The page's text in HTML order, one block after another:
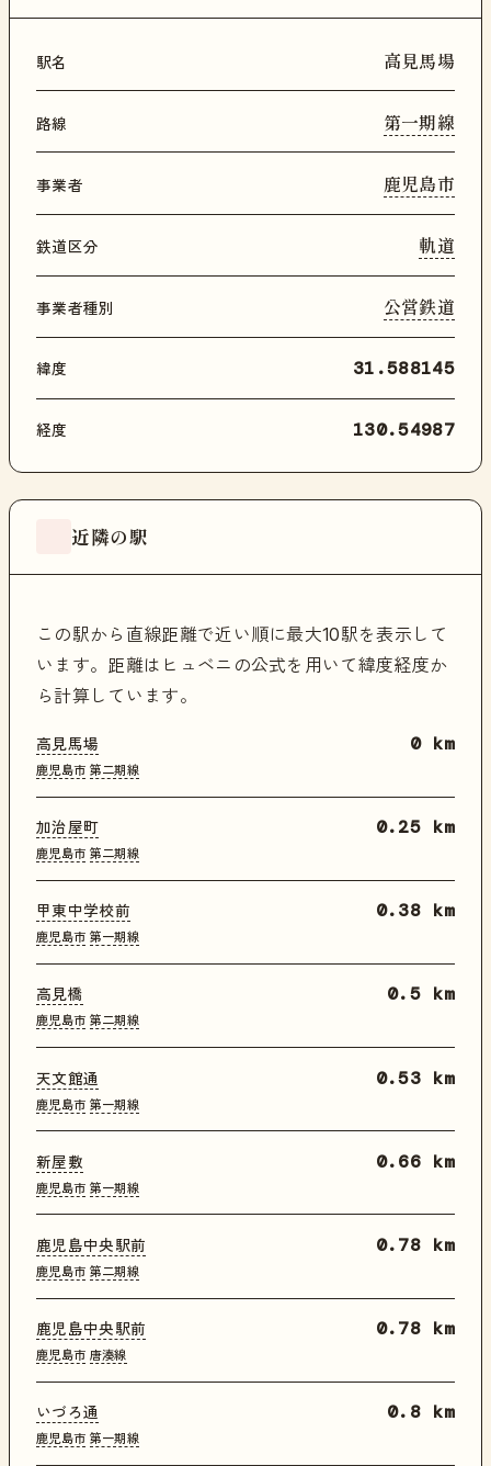
駅名 高見馬場
路線 第一期線
事業者 鹿児島市
鉄道区分 軌道
事業者種別 公営鉄道
緯度 31.588145
経度 130.54987
近隣の駅
この駅から直線距離で近い順に最大10駅を表示して
います。距離はヒュベニの公式を用いて緯度経度か
ら計算しています。
高見馬場
鹿児島市 第二期線
0 km
加治屋町
鹿児島市 第二期線
0.25 km
甲東中学校前
鹿児島市 第一期線
0.38 km
高見橋
鹿児島市 第二期線
0.5 km
天文館通
鹿児島市 第一期線
0.53 km
新屋敷
鹿児島市 第一期線
0.66 km
鹿児島中央駅前
鹿児島市 第二期線
0.78 km
鹿児島中央駅前
鹿児島市 唐湊線
0.78 km
いづろ通
鹿児島市 第一期線
0.8 km